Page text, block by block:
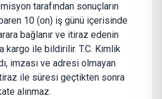
tarafından sonuçların
10 (on) iş günü içerisinde
bağlanır ve itiraz edenin
kargo ile bildirilir. T.C. Kimlik
imzası ve adresi olmayan
ile süresi geçtikten sonra
alınmaz.